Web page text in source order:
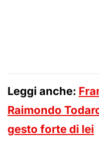
Leggi anche:
Raimondo
gesto forte di lei